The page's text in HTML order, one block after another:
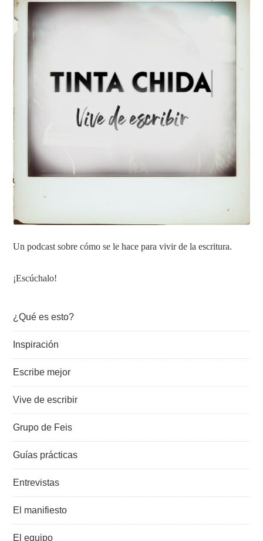
Un podcast sobre cómo se le hace para vivir de la escritura.
¡Escúchalo!
¿Qué es esto?
Inspiración
Escribe mejor
Vive de escribir
Grupo de Feis
Guías prácticas
Entrevistas
El manifiesto
El equipo